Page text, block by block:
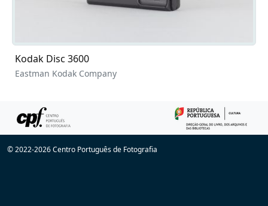
Kodak Disc 3600
Eastman Kodak Company
© 2022-2026 Centro Português de Fotografia